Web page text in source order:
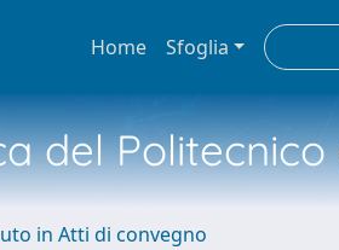
Home Sfoglia
del Politecnico
in Atti di convegno